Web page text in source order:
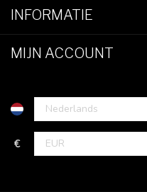
INFORMATIE
MIJN ACCOUNT
€